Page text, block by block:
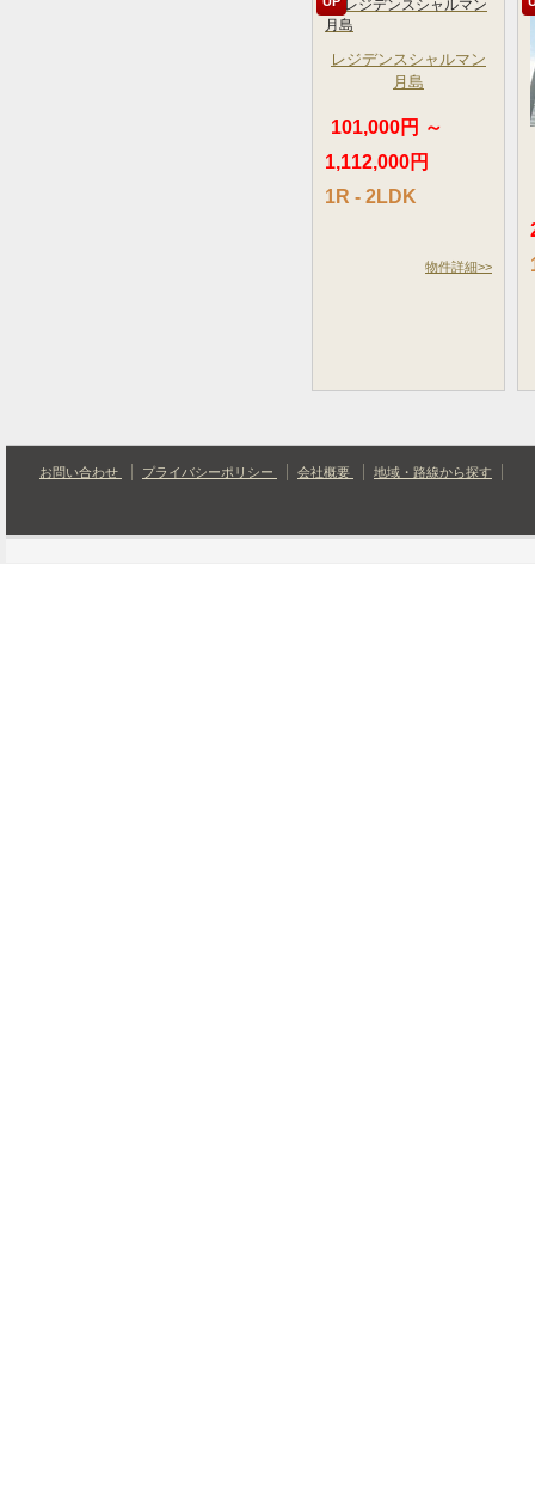
レジデンスシャルマン
月島
101,000円 ～
1,112,000円
1R - 2LDK
物件詳細>>
お問い合わせ プライバシーポリシー 会社概要 地域・路線から探す